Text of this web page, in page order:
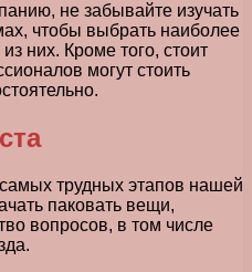
не забывайте изучать
чтобы выбрать наиболее
них. Кроме того, стоит
могут стоить
трудных этапов нашей
паковать вещи,
вопросов, в том числе